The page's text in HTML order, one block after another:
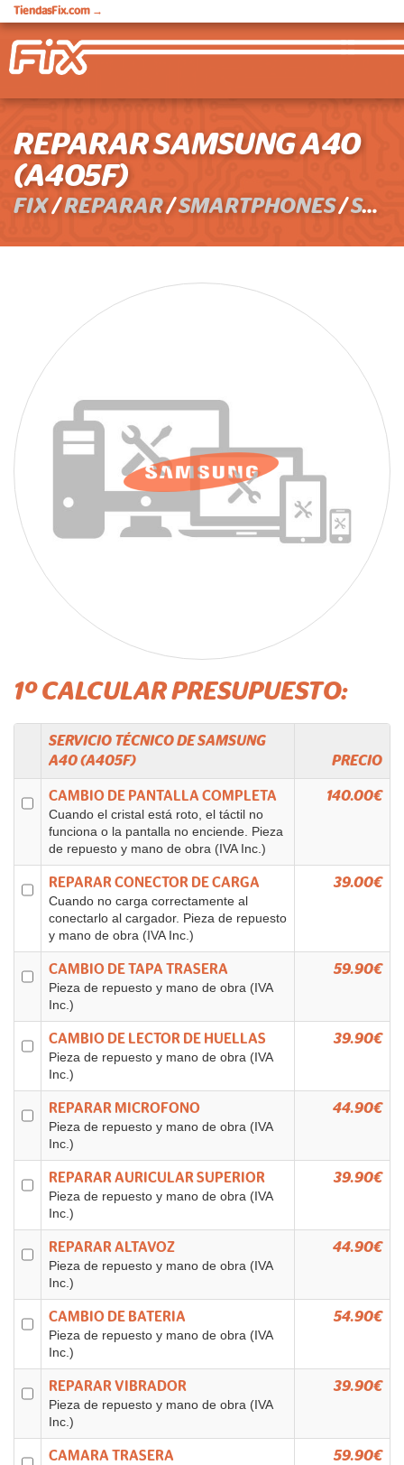
TiendasFix.com →
REPARAR SAMSUNG A40
(A405F)
FIX/REPARAR/SMARTPHONES/SAMSUNG
1º CALCULAR PRESUPUESTO:
SERVICIO TÉCNICO DESAMSUNG
A40 (A405F)
PRECIO
CAMBIO DE PANTALLA COMPLETA
Cuando el cristal está roto, el táctil no
funciona o la pantalla no enciende. Pieza
de repuesto y mano de obra (IVA Inc.)
140.00€
REPARAR CONECTOR DE CARGA
Cuando no carga correctamente al
conectarlo al cargador. Pieza de repuesto
y mano de obra (IVA Inc.)
39.00€
CAMBIO DE TAPA TRASERA
Pieza de repuesto y mano de obra (IVA
Inc.)
59.90€
CAMBIO DE LECTOR DE HUELLAS
Pieza de repuesto y mano de obra (IVA
Inc.)
39.90€
REPARAR MICROFONO
Pieza de repuesto y mano de obra (IVA
Inc.)
44.90€
REPARAR AURICULAR SUPERIOR
Pieza de repuesto y mano de obra (IVA
Inc.)
39.90€
REPARAR ALTAVOZ
Pieza de repuesto y mano de obra (IVA
Inc.)
44.90€
CAMBIO DE BATERIA
Pieza de repuesto y mano de obra (IVA
Inc.)
54.90€
REPARAR VIBRADOR
Pieza de repuesto y mano de obra (IVA
Inc.)
39.90€
CAMARA TRASERA 59.90€